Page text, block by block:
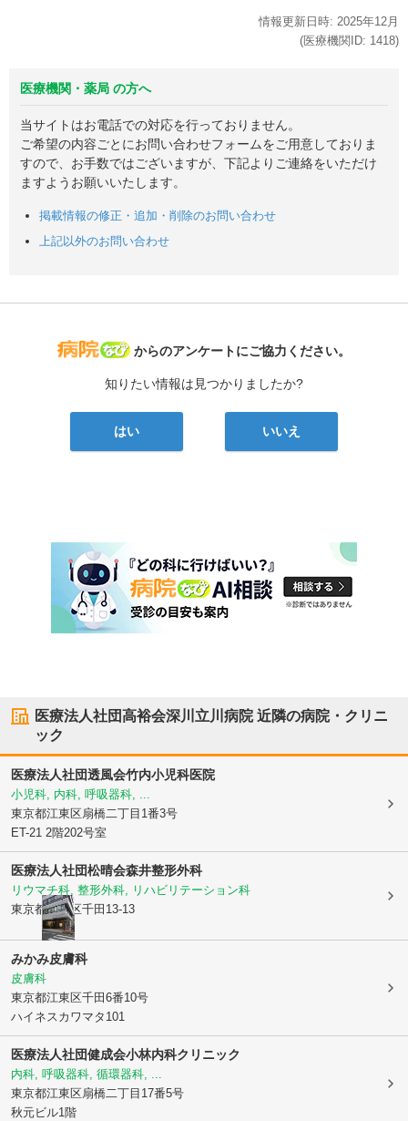
情報更新日時: 2025年12月
(医療機関ID: 1418)
医療機関・薬局 の方へ
当サイトはお電話での対応を行っておりません。
ご希望の内容ごとにお問い合わせフォームをご用意しておりま
すので、お手数ではございますが、下記よりご連絡をいただけ
ますようお願いいたします。
掲載情報の修正・追加・削除のお問い合わせ
上記以外のお問い合わせ
病院なび
からのアンケートにご協力ください。
知りたい情報は見つかりましたか?
はい いいえ
医療法人社団高裕会深川立川病院近隣の病院・クリニ
ック
医療法人社団透風会竹内小児科医院
小児科, 内科, 呼吸器科, ...
東京都江東区扇橋二丁目1番3号
ET-21 2階202号室
医療法人社団松晴会森井整形外科
リウマチ科, 整形外科, リハビリテーション科
東京都江東区千田13-13
みかみ皮膚科
皮膚科
東京都江東区千田6番10号
ハイネスカワマタ101
医療法人社団健成会小林内科クリニック
内科, 呼吸器科, 循環器科, ...
東京都江東区扇橋二丁目17番5号
秋元ビル1階